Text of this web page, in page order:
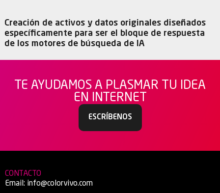
Creación de activos y datos originales diseñados
específicamente para ser el bloque de respuesta
de los motores de búsqueda de IA
TE AYUDAMOS A PLASMAR TU IDEA
EN INTERNET
ESCRÍBENOS
CONTACTO
Email: info@colorvivo.com